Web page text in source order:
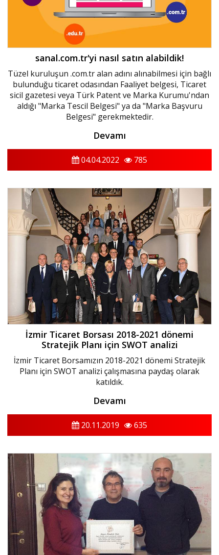
sanal.com.tr'yi nasıl satın alabildik!
Tüzel kuruluşun .com.tr alan adını alınabilmesi için bağlı
bulunduğu ticaret odasından Faaliyet belgesi, Ticaret
sicil gazetesi veya Türk Patent ve Marka Kurumu'ndan
aldığı "Marka Tescil Belgesi" ya da "Marka Başvuru
Belgesi" gerekmektedir.
Devamı
04.04.2022 785
İzmir Ticaret Borsası 2018-2021 dönemi
Stratejik Planı için SWOT analizi
İzmir Ticaret Borsamızın 2018-2021 dönemi Stratejik
Planı için SWOT analizi çalışmasına paydaş olarak
katıldık.‬
Devamı
20.11.2019 635